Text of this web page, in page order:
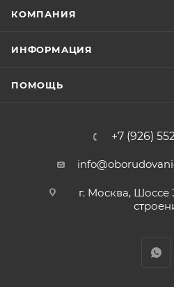
КОМПАНИЯ
ИНФОРМАЦИЯ
ПОМОЩЬ
+7 (926)
г. Москва, Шоссе